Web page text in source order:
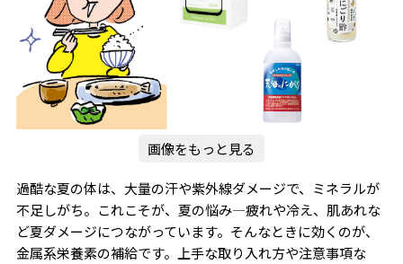
画像をもっと見る
過酷な夏の体は、大量の汗や紫外線ダメージで、ミネラルが
不足しがち。これこそが、夏の悩み―疲れや冷え、肌あれな
ど夏ダメージにつながっています。そんなときに効くのが、
金属系栄養素の補給です。上手な取り入れ方や注意事項な